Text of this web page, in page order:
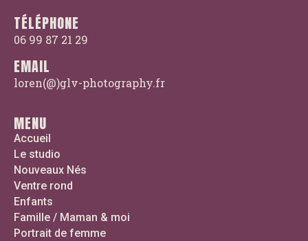
TÉLÉPHONE
06 99 87 21 29
EMAIL
loren(@)glv-photography.fr
MENU
Accueil
Le studio
Nouveaux Nés
Ventre rond
Enfants
Famille / Maman & moi
Portrait de femme